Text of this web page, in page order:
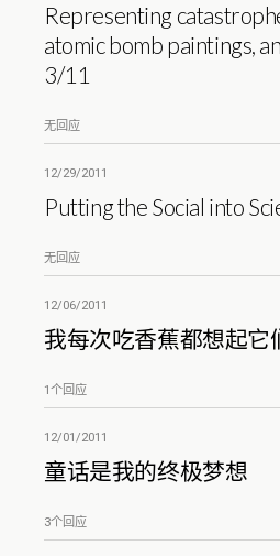
Representing
atomic bomb paintings,
3/11
无回应
12/29/2011
Putting the Social into
无回应
12/06/2011
我每次吃香蕉都想起它
1个回应
12/01/2011
童话是我的终极梦想
3个回应